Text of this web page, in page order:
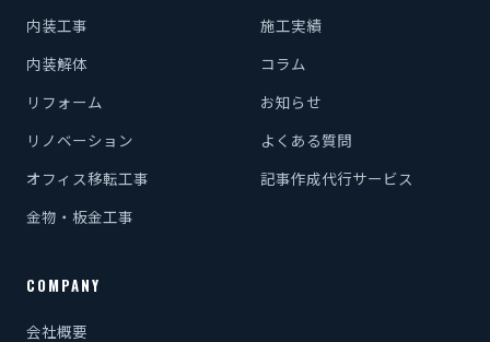
内装工事
内装解体
リフォーム
リノベーション
オフィス移転工事
金物・板金工事
施工実績
コラム
お知らせ
よくある質問
記事作成代行サービス
COMPANY
会社概要